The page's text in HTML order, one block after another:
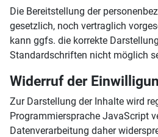
Die Bereitstellung der
gesetzlich, noch vertraglich
kann ggfs. die korrekte
Standardschriften nicht möglich
Widerruf der
Zur Darstellung der Inhalte wird
Programmiersprache JavaScript
Datenverarbeitung daher